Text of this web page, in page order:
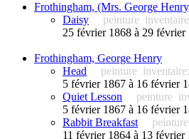
Frothingham, (Mrs. George
Daisy
peinture
25 février 1868 à 29 février
Frothingham, George Henry
Head
peinture
5 février 1867 à 16 février
Quiet Lesson
peinture
5 février 1867 à 16 février
Rabbit Breakfast
peinture
11 février 1864 à 13 février